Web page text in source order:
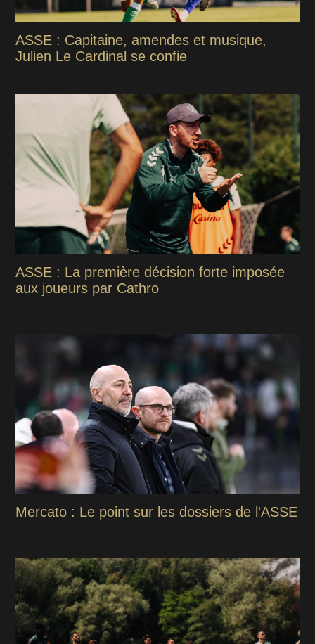
ASSE : Capitaine, amendes et musique,
Julien Le Cardinal se confie
ASSE : La première décision forte imposée
aux joueurs par Cathro
Mercato : Le point sur les dossiers de l'ASSE